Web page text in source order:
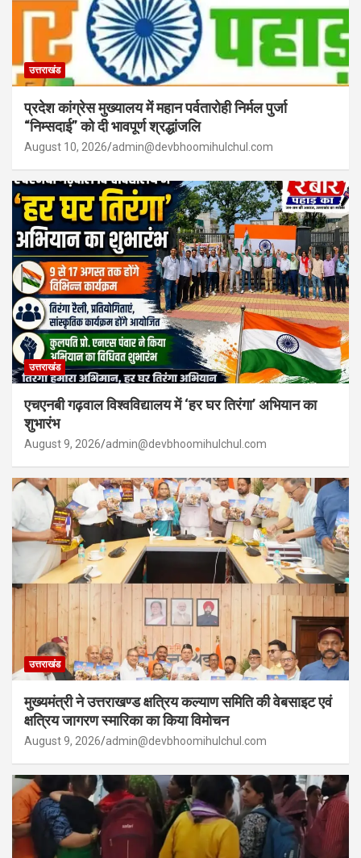
उत्तराखंड
प्रदेश कांग्रेस मुख्यालय में महान पर्वतारोही निर्मल पुर्जा
“निम्सदाई” को दी भावपूर्ण श्रद्धांजलि
August 10, 2026 admin@devbhoomihulchul.com
उत्तराखंड
एचएनबी गढ़वाल विश्वविद्यालय में ‘हर घर तिरंगा’ अभियान का
शुभारंभ
August 9, 2026 admin@devbhoomihulchul.com
उत्तराखंड
मुख्यमंत्री ने उत्तराखण्ड क्षत्रिय कल्याण समिति की वेबसाइट एवं
क्षत्रिय जागरण स्मारिका का किया विमोचन
August 9, 2026 admin@devbhoomihulchul.com